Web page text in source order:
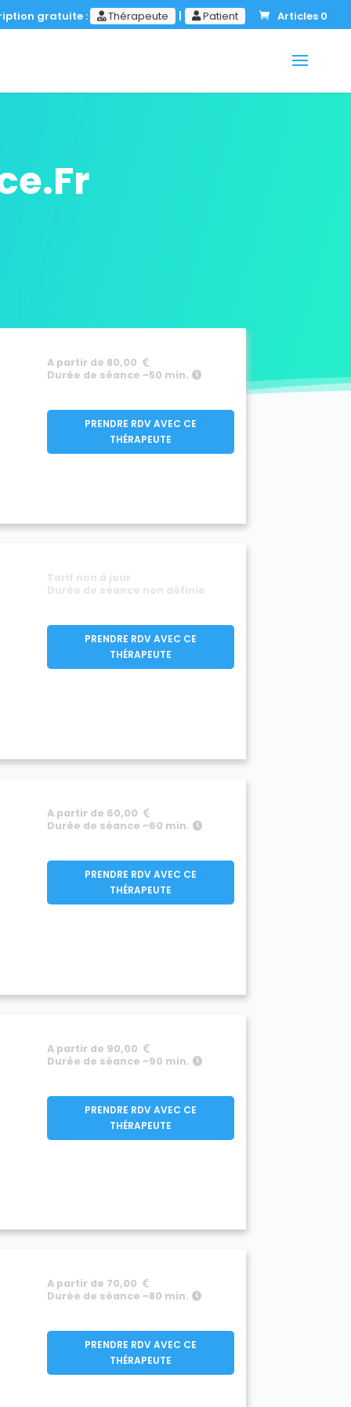
gratuite : Thérapeute | Patient Articles 0
A partir de 80,00
Durée de séance ~50 min.
PRENDRE RDV AVEC CE
THÉRAPEUTE
Tarif non à jour
Durée de séance non définie
PRENDRE RDV AVEC CE
THÉRAPEUTE
A partir de 60,00
Durée de séance ~60 min.
PRENDRE RDV AVEC CE
THÉRAPEUTE
A partir de 90,00
Durée de séance ~90 min.
PRENDRE RDV AVEC CE
THÉRAPEUTE
A partir de 70,00
Durée de séance ~80 min.
PRENDRE RDV AVEC CE
THÉRAPEUTE